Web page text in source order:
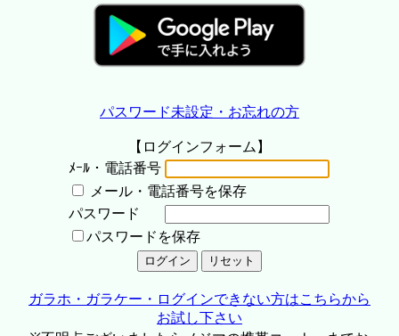
パスワード未設定・お忘れの方
【ログインフォーム】
ﾒｰﾙ・電話番号
メール・電話番号を保存
パスワード
パスワードを保存
ガラホ・ガラケー・ログインできない方はこちらから
お試し下さい